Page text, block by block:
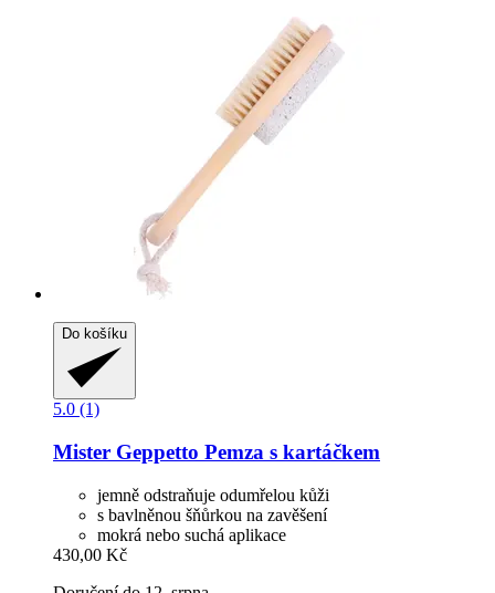
Do košíku
5.0 (1)
Mister Geppetto Pemza s kartáčkem
jemně odstraňuje odumřelou kůži
s bavlněnou šňůrkou na zavěšení
mokrá nebo suchá aplikace
430,00 Kč